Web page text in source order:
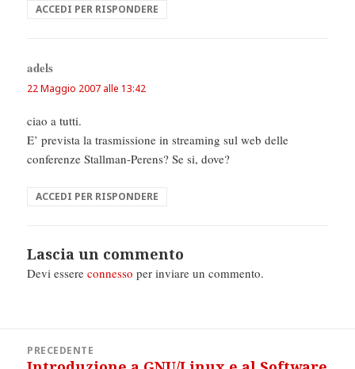
ACCEDI PER RISPONDERE
adels
detto:
22 Maggio 2007 alle 13:42
ciao a tutti.
E’ prevista la trasmissione in streaming sul web delle
conferenze Stallman-Perens? Se si, dove?
ACCEDI PER RISPONDERE
Lascia un commento
Devi essereconnesso per inviare un commento.
articoliPRECEDENTE